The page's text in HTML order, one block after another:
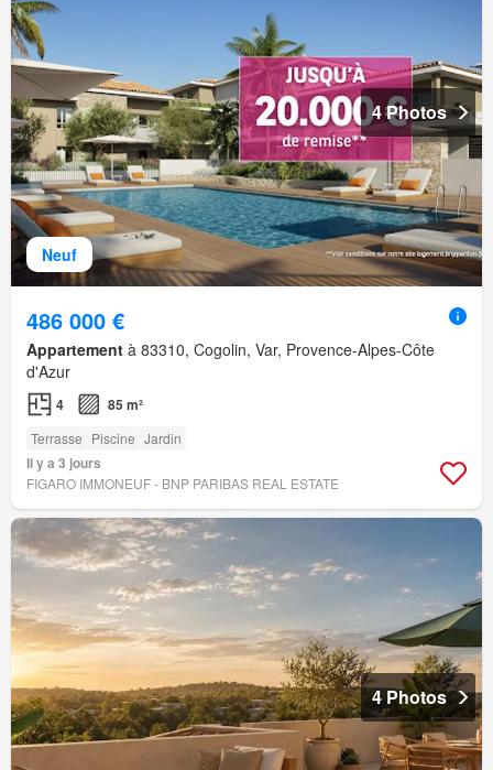
Neuf
4 Photos
486 000 €
Appartement à 83310, Cogolin, Var, Provence-Alpes-Côte
d'Azur
4 85 m²
Terrasse Piscine Jardin
Il y a 3 jours
FIGARO IMMONEUF - BNP PARIBAS REAL ESTATE
4 Photos